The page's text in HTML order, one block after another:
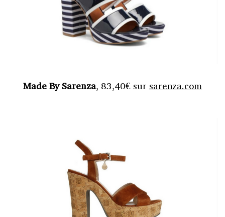
Made By Sarenza, 83,40€ sur sarenza.com